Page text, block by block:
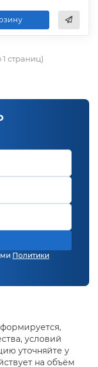
1 страниц)
Политики
условий
уточняйте у
на объём